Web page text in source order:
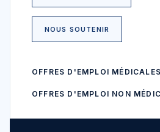
NOUS SOUTENIR
OFFRES D'EMPLOI MÉDICALES
OFFRES D'EMPLOI NON